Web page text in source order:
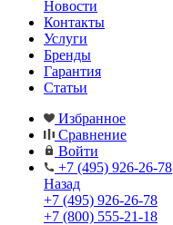
Новости
Контакты
Услуги
Бренды
Гарантия
Статьи
Избранное
Сравнение
Войти
+7 (495) 926-26-78
Назад
+7 (495) 926-26-78
+7 (800) 555-21-18